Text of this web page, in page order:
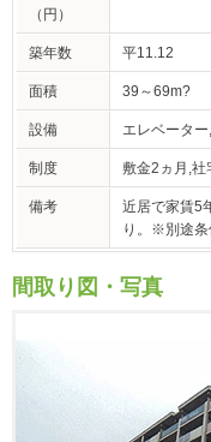
（円）
築年数 平11.12
面積 39～69m?
設備 エレベータ
制度 敷金2ヵ月,社
備考
近居で家賃5
り。※別途条
間取り図・写真